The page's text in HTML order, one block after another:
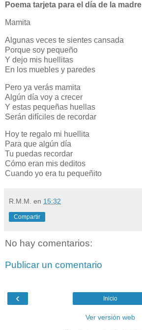
Poema tarjeta para el día de la madre
Mamita
Algunas veces te sientes cansada
Porque soy pequeño
Y dejo mis huellitas
En los muebles y paredes
Pero ya verás mamita
Algún día voy a crecer
Y estas pequeñas huellas
Serán difíciles de recordar
Hoy te regalo mi huellita
Para que algún día
Tu puedas recordar
Cómo eran mis deditos
Cuando yo era tu pequeñito
R.M.M. en 15:32
Compartir
No hay comentarios:
Publicar un comentario
‹ Inicio
Ver versión web